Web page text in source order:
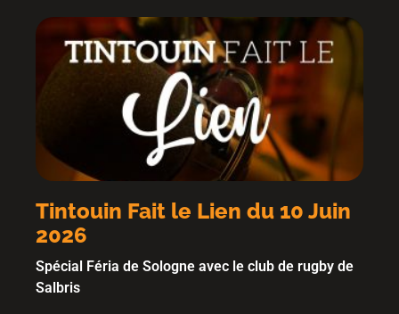
Tintouin Fait le Lien du 10 Juin
2026
Spécial Féria de Sologne avec le club de rugby de
Salbris